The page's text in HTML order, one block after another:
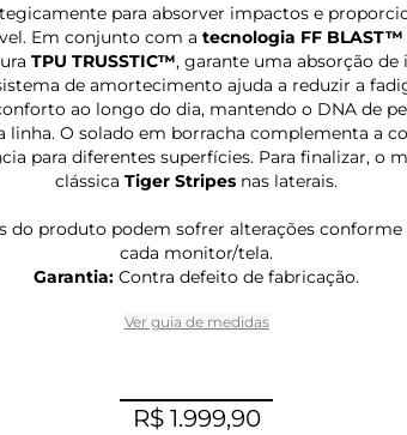
para absorver impactos e
Em conjunto com a tecnologia FF BLAST™
TPU TRUSSTIC™, garante uma absorção
de amortecimento ajuda a reduzir a
ao longo do dia, mantendo o DNA de
linha. O solado em borracha complementa a
para diferentes superfícies. Para finalizar, o
clássica Tiger Stripes nas laterais.
do produto podem sofrer alterações conforme
cada monitor/tela.
Garantia: Contra defeito de fabricação.
Ver guia de medidas
R$ 1.999,90